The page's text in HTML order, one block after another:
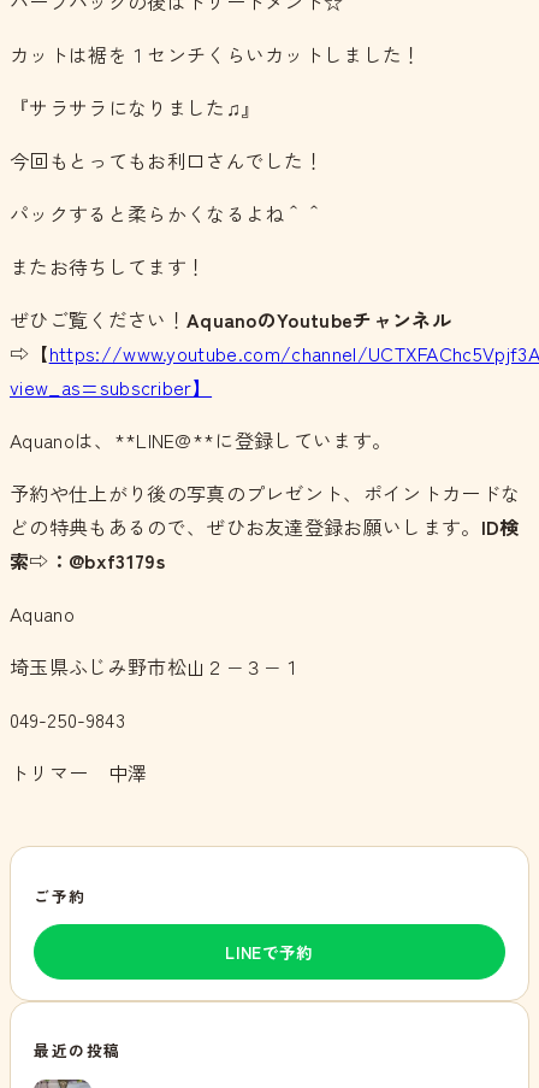
カットは裾を１センチくらいカットしました！
『サラサラになりました♫』
今回もとってもお利口さんでした！
パックすると柔らかくなるよね＾＾
またお待ちしてます！
ぜひご覧ください！ AquanoのYoutubeチャンネル
⇨【https://www.youtube.com/channel/
view_as=subscriber】
Aquanoは、**LINE@**に登録しています。
予約や仕上がり後の写真のプレゼント、ポイントカードな
どの特典もあるので、ぜひお友達登録お願いします。 ID検
索⇨：@bxf3179s
Aquano
埼玉県ふじみ野市松山２−３−１
049-250-9843
トリマー 中澤
ご予約
LINEで予約
最近の投稿